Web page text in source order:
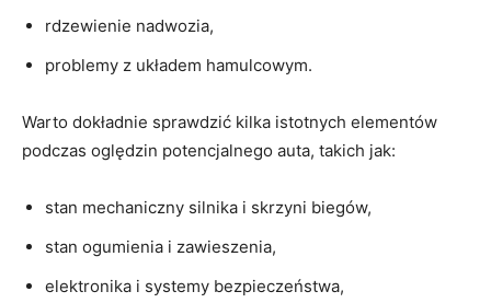
rdzewienie nadwozia,
problemy z układem hamulcowym.
Warto dokładnie sprawdzić kilka⁢ istotnych elementów
podczas oględzin potencjalnego⁤ auta, takich jak:
stan ⁢mechaniczny silnika i skrzyni biegów,
stan ogumienia i ‌zawieszenia,
elektronika i systemy bezpieczeństwa,